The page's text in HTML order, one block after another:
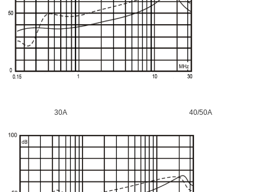
30A 40/50A